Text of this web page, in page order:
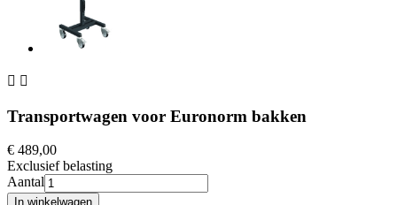
 
Transportwagen voor Euronorm bakken
€ 489,00
Exclusief belasting
Aantal
In winkelwagen